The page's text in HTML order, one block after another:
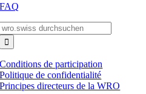
FAQ
Conditions de participation
Politique de confidentialité
Principes directeurs de la WRO